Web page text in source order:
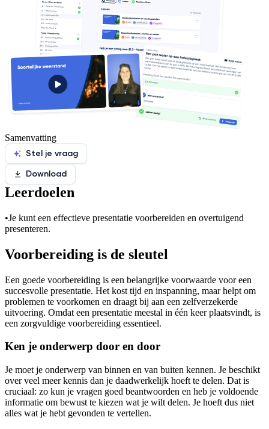
Samenvatting
Stel je vraag
Download
Leerdoelen
•Je kunt een effectieve presentatie voorbereiden en overtuigend
presenteren.
Voorbereiding is de sleutel
Een goede voorbereiding is een belangrijke voorwaarde voor een
succesvolle presentatie. Het kost tijd en inspanning, maar helpt om
problemen te voorkomen en draagt bij aan een zelfverzekerde
uitvoering. Omdat een presentatie meestal in één keer plaatsvindt, is
een zorgvuldige voorbereiding essentieel.
Ken je onderwerp door en door
Je moet je onderwerp van binnen en van buiten kennen. Je beschikt
over veel meer kennis dan je daadwerkelijk hoeft te delen. Dat is
cruciaal: zo kun je vragen goed beantwoorden en heb je voldoende
informatie om bewust te kiezen wat je wilt delen. Je hoeft dus niet
alles wat je hebt gevonden te vertellen.